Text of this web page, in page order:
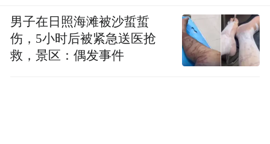
男子在日照海滩被沙蜇蜇
伤，5小时后被紧急送医抢
救，景区：偶发事件